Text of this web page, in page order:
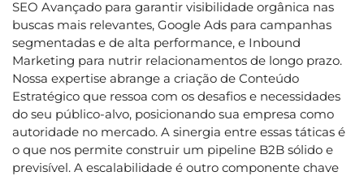
SEO Avançado para garantir visibilidade orgânica nas
buscas mais relevantes, Google Ads para campanhas
segmentadas e de alta performance, e Inbound
Marketing para nutrir relacionamentos de longo prazo.
Nossa expertise abrange a criação de Conteúdo
Estratégico que ressoa com os desafios e necessidades
do seu público-alvo, posicionando sua empresa como
autoridade no mercado. A sinergia entre essas táticas é
o que nos permite construir um pipeline B2B sólido e
previsível. A escalabilidade é outro componente chave